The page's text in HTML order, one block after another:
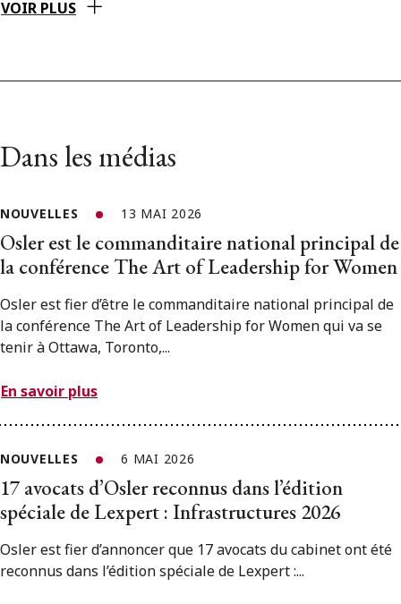
VOIR PLUS
Dans les médias
NOUVELLES 13 MAI 2026
Osler est le commanditaire national principal de
la conférence The Art of Leadership for Women
Osler est fier d’être le commanditaire national principal de
la conférence The Art of Leadership for Women qui va se
tenir à Ottawa, Toronto,...
En savoir plus
NOUVELLES 6 MAI 2026
17 avocats d’Osler reconnus dans l’édition
spéciale de Lexpert : Infrastructures 2026
Osler est fier d’annoncer que 17 avocats du cabinet ont été
reconnus dans l’édition spéciale de Lexpert :...